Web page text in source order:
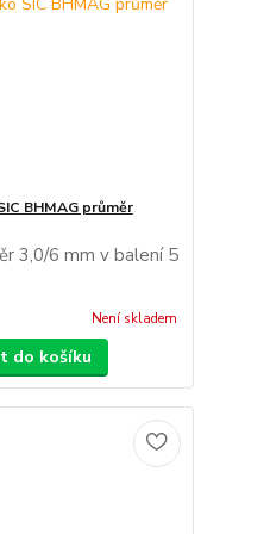
BHMAG průměr
3,0/6 mm v balení 5
Není skladem
do košíku